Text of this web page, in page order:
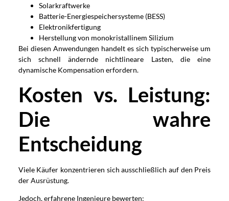
Solarkraftwerke
Batterie-Energiespeichersysteme (BESS)
Elektronikfertigung
Herstellung von monokristallinem Silizium
Bei diesen Anwendungen handelt es sich typischerweise um
sich schnell ändernde nichtlineare Lasten, die eine
dynamische Kompensation erfordern.
Kosten vs. Leistung:
Die wahre
Entscheidung
Viele Käufer konzentrieren sich ausschließlich auf den Preis
der Ausrüstung.
Jedoch, erfahrene Ingenieure bewerten: